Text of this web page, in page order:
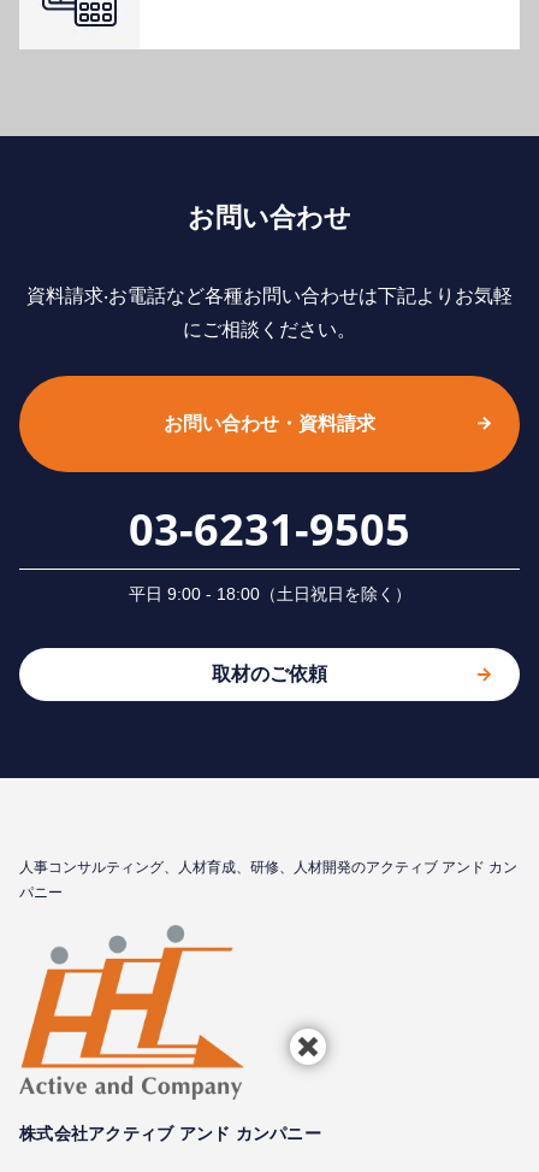
お問い合わせ
資料請求‧お電話など各種お問い合わせは下記よりお気軽
にご相談ください。
お問い合わせ・資料請求
03-6231-9505
平⽇ 9:00 - 18:00（⼟⽇祝⽇を除く）
取材のご依頼
⼈事コンサルティング、⼈材育成、研修、⼈材開発のアクティブ アンド カン
パニー
株式会社アクティブ アンド カンパニー